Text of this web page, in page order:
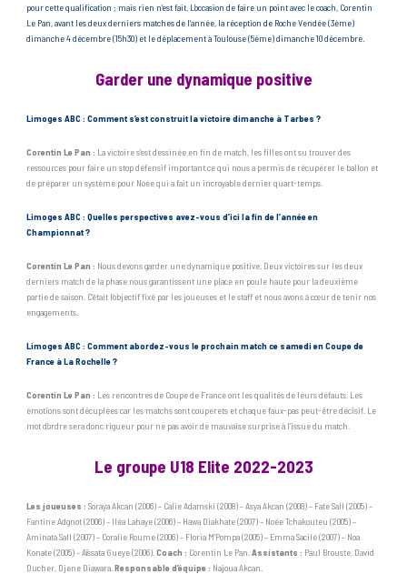
pour cette qualification ; mais rien n’est fait. L’occasion de faire un point avec le coach, Corentin
Le Pan, avant les deux derniers matches de l’année, la réception de Roche Vendée (3ème)
dimanche 4 décembre (15h30) et le déplacement à Toulouse (5ème) dimanche 10 décembre.
Garder une dynamique positive
Limoges ABC : Comment s’est construit la victoire dimanche à Tarbes ?
Corentin Le Pan : La victoire s’est dessinée en fin de match, les filles ont su trouver des
ressources pour faire un stop défensif important ce qui nous a permis de récupérer le ballon et
de préparer un système pour Noée qui a fait un incroyable dernier quart-temps.
Limoges ABC : Quelles perspectives avez-vous d’ici la fin de l’année en
Championnat ?
Corentin Le Pan : Nous devons garder une dynamique positive. Deux victoires sur les deux
derniers match de la phase nous garantissent une place en poule haute pour la deuxième
partie de saison. C’était l’objectif fixé par les joueuses et le staff et nous avons à cœur de tenir nos
engagements.
Limoges ABC : Comment abordez-vous le prochain match ce samedi en Coupe de
France à La Rochelle ?
Corentin Le Pan : Les rencontres de Coupe de France ont les qualités de leurs défauts. Les
émotions sont décuplées car les matchs sont couperets et chaque faux-pas peut-être décisif. Le
mot d’ordre sera donc rigueur pour ne pas avoir de mauvaise surprise à l’issue du match.
Le groupe U18 Elite 2022-2023
Les joueuses : Soraya Akcan (2006) – Calie Adamski (2008) – Asya Akcan (2008) – Fate Sall (2005) –
Fantine Adgnot (2006) – Iléa Lahaye (2006) – Hawa Diakhate (2007) – Noée Tchakouteu (2005) –
Aminata Sall (2007) – Coralie Roume (2006) – Floria M’Pompa (2005) – Emma Sacilé (2007) – Noa
Konate (2005) – Aïssata Gueye (2006). Coach : Corentin Le Pan. Assistants : Paul Brouste, David
Ducher, Djene Diawara. Responsable d’équipe : Najoua Akcan.